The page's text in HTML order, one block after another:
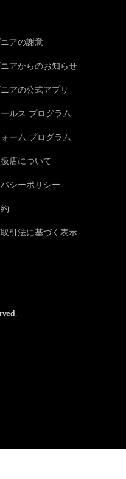
アの謝意
アからのお知らせ
アの公式アプリ
ルス プログラム
ーム プログラム
店について
シーポリシー
引法に基づく表示